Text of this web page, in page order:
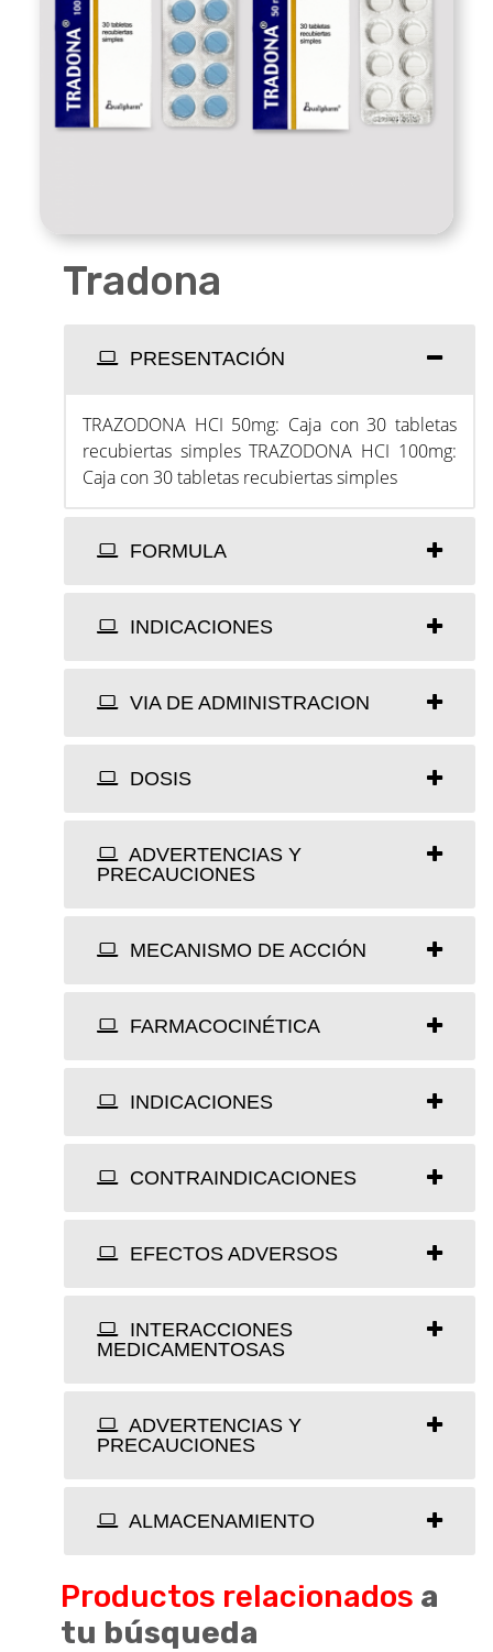
Tradona
PRESENTACIÓN
TRAZODONA HCI 50mg: Caja con 30 tabletas
recubiertas simples TRAZODONA HCI 100mg:
Caja con 30 tabletas recubiertas simples
FORMULA
INDICACIONES
VIA DE ADMINISTRACION
DOSIS
ADVERTENCIAS Y
PRECAUCIONES
MECANISMO DE ACCIÓN
FARMACOCINÉTICA
INDICACIONES
CONTRAINDICACIONES
EFECTOS ADVERSOS
INTERACCIONES
MEDICAMENTOSAS
ADVERTENCIAS Y
PRECAUCIONES
ALMACENAMIENTO
Productos relacionados a
tu búsqueda